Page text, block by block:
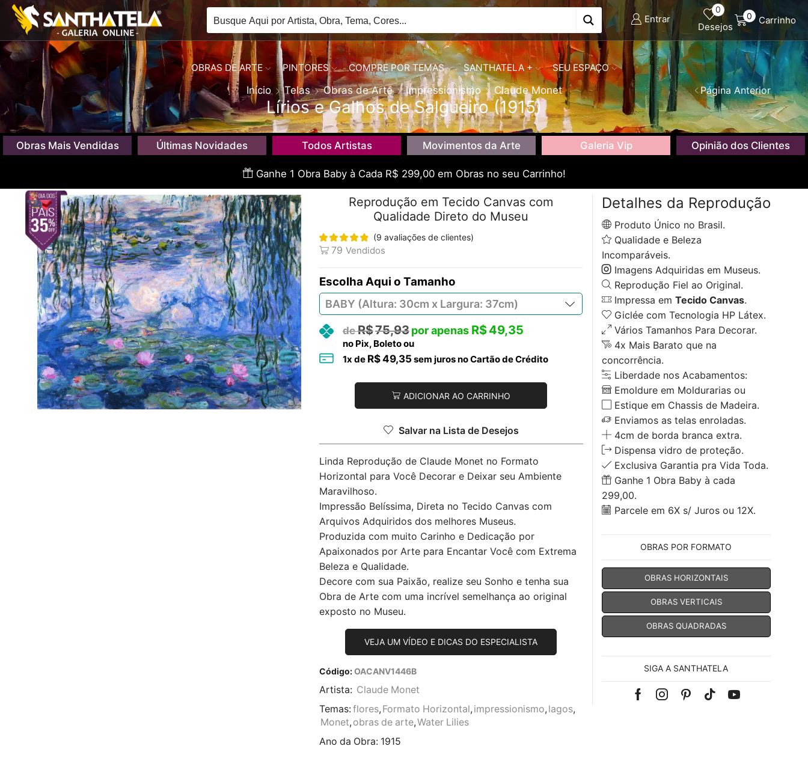
Entrar
0
Desejos
0 Carrinho
OBRAS DE ARTE PINTORES COMPRE POR TEMAS SANTHATELA + SEU ESPAÇO
Início Telas Obras de Arte Impressionismo Claude Monet
Lírios e Galhos de Salgueiro (1915)
Página Anterior
Obras Mais Vendidas Últimas Novidades Todos Artistas Movimentos da Arte Galeria Vip Opinião dos Clientes
Ganhe 1 Obra Baby à Cada R$ 299,00 em Obras no seu Carrinho!
Reprodução em Tecido Canvas com
Qualidade Direto do Museu
(9 avaliações de clientes)
79 Vendidos
Tamanho
R$75,93 R$49,35
no Pix, Boleto ou
1x de R$49,35 sem juros no Cartão de Crédito
ADICIONAR AO CARRINHO
Salvar na Lista de Desejos
Linda Reprodução de Claude Monet no Formato
Horizontal para Você Decorar e Deixar seu Ambiente
Maravilhoso.
Impressão Belíssima, Direta no Tecido Canvas com
Arquivos Adquiridos dos melhores Museus.
Produzida com muito Carinho e Dedicação por
Apaixonados por Arte para Encantar Você com Extrema
Beleza e Qualidade.
Decore com sua Paixão, realize seu Sonho e tenha sua
Obra de Arte com uma incrível semelhança ao original
exposto no Museu.
VEJA UM VÍDEO E DICAS DO ESPECIALISTA
Código:OACANV1446B
Artista: Claude Monet
Temas: flores, Formato Horizontal, impressionismo, lagos,
Monet, obras de arte,Water Lilies
Ano da Obra: 1915
Detalhes da Reprodução
Produto Único no Brasil.
Qualidade e Beleza
Incomparáveis.
Imagens Adquiridas em Museus.
Reprodução Fiel ao Original.
Impressa em Tecido Canvas.
Giclée com Tecnologia HP Látex.
Vários Tamanhos Para Decorar.
4x Mais Barato que na
concorrência.
Liberdade nos Acabamentos:
Emoldure em Moldurarias ou
Estique em Chassis de Madeira.
Enviamos as telas enroladas.
4cm de borda branca extra.
Dispensa vidro de proteção.
Exclusiva Garantia pra Vida Toda.
Ganhe 1 Obra Baby à cada
299,00.
Parcele em 6X s/ Juros ou 12X.
OBRAS POR FORMATO
OBRAS HORIZONTAIS
OBRAS VERTICAIS
OBRAS QUADRADAS
SIGA A SANTHATELA
FacebookInstagramPinterest
Tik-Youtube